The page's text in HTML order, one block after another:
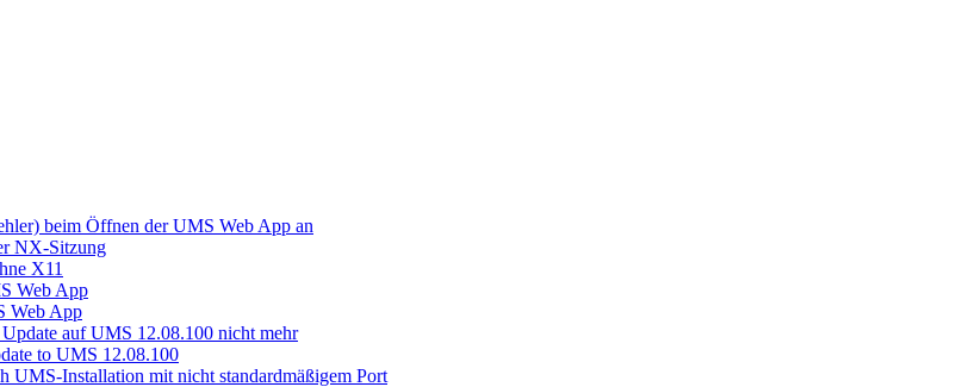
beim Öffnen der UMS Web App an
NX-Sitzung
X11
Web App
Web App
auf UMS 12.08.100 nicht mehr
to UMS 12.08.100
UMS-Installation mit nicht standardmäßigem Port